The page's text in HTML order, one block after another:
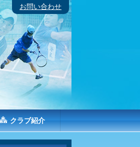
お問い合わせ
クラブ紹介